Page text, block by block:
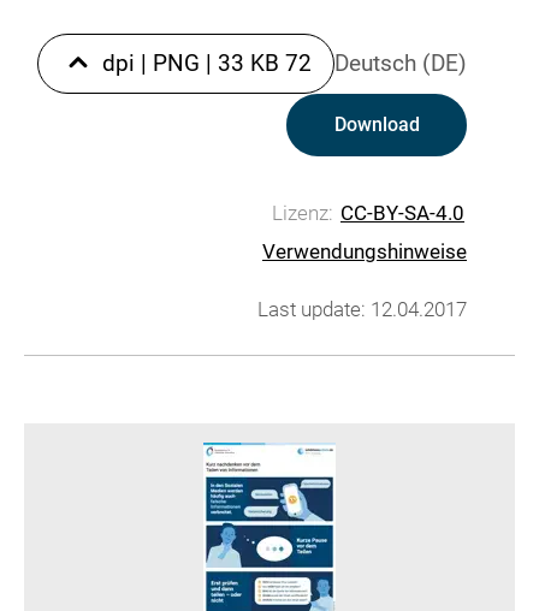
Deutsch (DE)
72 dpi
| PNG | 33 KB
Download
Lizenz: CC-BY-SA-4.0
Verwendungshinweise
Last update: 12.04.2017